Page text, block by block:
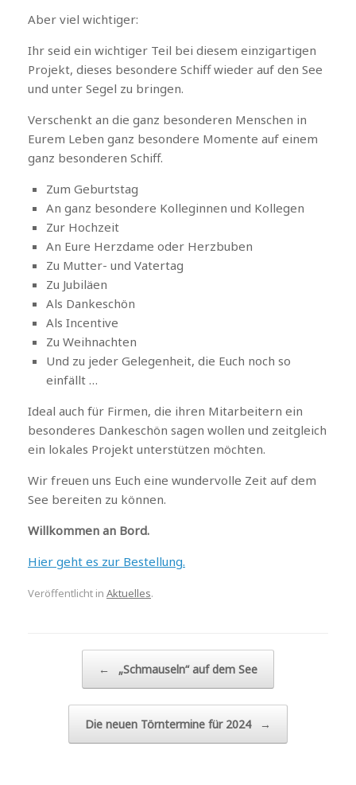
Aber viel wichtiger:
Ihr seid ein wichtiger Teil bei diesem einzigartigen
Projekt, dieses besondere Schiff wieder auf den See
und unter Segel zu bringen.
Verschenkt an die ganz besonderen Menschen in
Eurem Leben ganz besondere Momente auf einem
ganz besonderen Schiff.
Zum Geburtstag
An ganz besondere Kolleginnen und Kollegen
Zur Hochzeit
An Eure Herzdame oder Herzbuben
Zu Mutter- und Vatertag
Zu Jubiläen
Als Dankeschön
Als Incentive
Zu Weihnachten
Und zu jeder Gelegenheit, die Euch noch so
einfällt …
Ideal auch für Firmen, die ihren Mitarbeitern ein
besonderes Dankeschön sagen wollen und zeitgleich
ein lokales Projekt unterstützen möchten.
Wir freuen uns Euch eine wundervolle Zeit auf dem
See bereiten zu können.
Willkommen an Bord.
Hier geht es zur Bestellung.
Veröffentlicht in Aktuelles.
← „Schmauseln“ auf dem See
Die neuen Törntermine für 2024 →